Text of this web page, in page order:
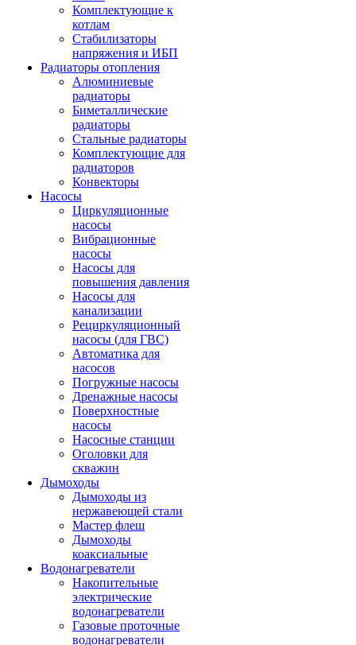
Комплектующие к
котлам
Стабилизаторы
напряжения и ИБП
Радиаторы отопления
Алюминиевые
радиаторы
Биметаллические
радиаторы
Стальные радиаторы
Комплектующие для
радиаторов
Конвекторы
Насосы
Циркуляционные
насосы
Вибрационные
насосы
Насосы для
повышения давления
Насосы для
канализации
Рециркуляционный
насосы (для ГВС)
Автоматика для
насосов
Погружные насосы
Дренажные насосы
Поверхностные
насосы
Насосные станции
Оголовки для
скважин
Дымоходы
Дымоходы из
нержавеющей стали
Мастер флеш
Дымоходы
коаксиальные
Водонагреватели
Накопительные
электрические
водонагреватели
Газовые проточные
водонагреватели